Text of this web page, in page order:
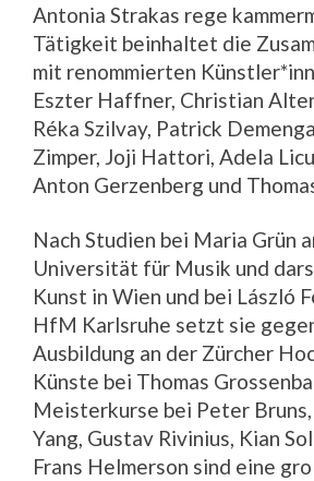
Antonia Strakas rege
Tätigkeit beinhaltet die
mit renommierten
Eszter Haffner, Christian
Réka Szilvay, Patrick
Zimper, Joji Hattori, Adela
Anton Gerzenberg und
Nach Studien bei Maria Grün
Universität für Musik und
Kunst in Wien und bei László
HfM Karlsruhe setzt sie
Ausbildung an der Zürcher
Künste bei Thomas
Meisterkurse bei Peter
Yang, Gustav Rivinius, Kian
Frans Helmerson sind eine